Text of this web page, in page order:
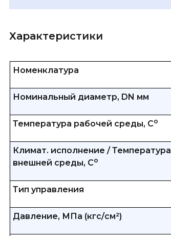
Характеристики
Номенклатура
Номинальный диаметр, DN мм
Температура рабочей среды, Со
Климат. исполнение / Температура
внешней среды, Со
Тип управления
Давление, МПа (кгс/см²)